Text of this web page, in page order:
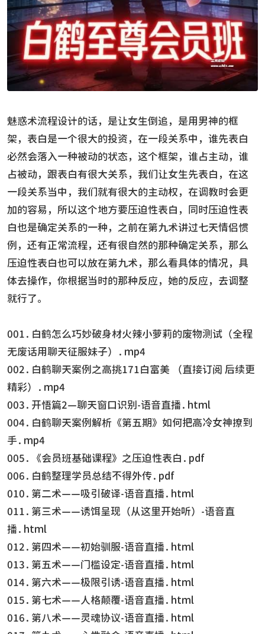
魅惑术流程设计的话，是让女生倒追，是用男神的框
架，表白是一个很大的投资，在一段关系中，谁先表白
必然会落入一种被动的状态，这个框架，谁占主动，谁
占被动，跟表白有很大关系，我们让女生先表白，在这
一段关系当中，我们就有很大的主动权，在调教时会更
加的容易，所以这个地方要压迫性表白，同时压迫性表
白也是确定关系的一种，之前在第九术讲过七天情侣惯
例，还有正常流程，还有很自然的那种确定关系，那么
压迫性表白也可以放在第九术，那么看具体的情况，具
体去操作，你根据当时的那种反应，她的反应，去调整
就行了。
001.白鹤怎么巧妙破身材火辣小萝莉的废物测试（全程
无废话用聊天征服妹子）.mp4
002.白鹤聊天案例之高挑171白富美 （直接订阅 后续更
精彩）.mp4
003.开悟篇2—聊天窗口识别-语音直播.html
004.白鹤聊天案例解析《第五期》如何把高冷女神撩到
手.mp4
005.《会员班基础课程》之压迫性表白.pdf
006.白鹤整理学员总结不得外传.pdf
010.第二术——吸引破译-语音直播.html
011.第三术——诱饵呈现（从这里开始听）-语音直
播.html
012.第四术——初始驯服-语音直播.html
013.第五术——门槛设定-语音直播.html
014.第六术——极限引诱-语音直播.html
015.第七术——人格颠覆-语音直播.html
016.第八术——灵魂协议-语音直播.html